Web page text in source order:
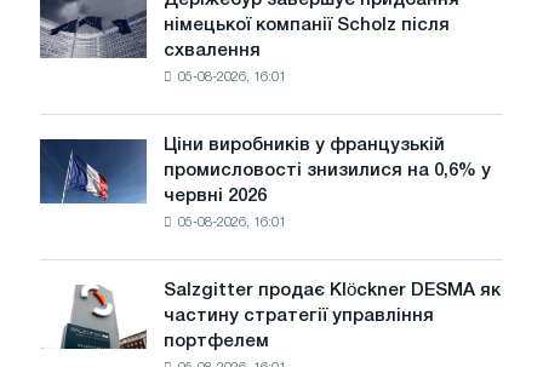
для
Бєлгорода
Деріжебур
завершує
придбання
після
схвалення
німецької компанії Scholz після
схвалення
05-08-2026, 16:01
Ціни
виробників
у
0,6%
Ціни виробників у французькій
промисловості знизилися на 0,6% у
червні 2026
05-08-2026, 16:01
Salzgitter
продає
Klöckner
Salzgitter продає Klöckner DESMA як
частину стратегії управління
портфелем